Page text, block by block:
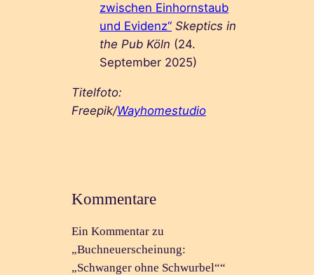
zwischen Einhornstaub
und Evidenz“ Skeptics in
the Pub Köln (24.
September 2025)
Titelfoto:
Freepik/Wayhomestudio
Kommentare
Ein Kommentar zu
„Buchneuerscheinung:
„Schwanger ohne Schwurbel““